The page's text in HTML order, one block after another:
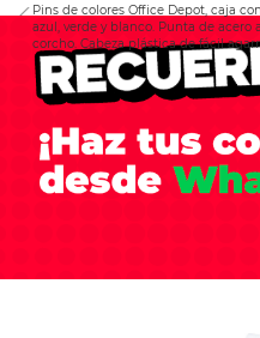
Pins de colores Office Depot, caja
azul, verde y blanco. Punta de
corcho. Cabeza plástica de fácil